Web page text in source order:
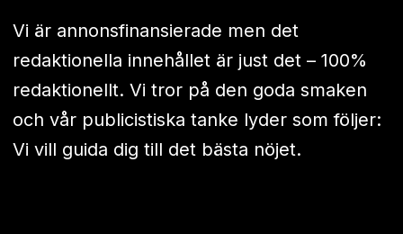
Vi är annonsfinansierade men det
redaktionella innehållet är just det – 100%
redaktionellt. Vi tror på den goda smaken
och vår publicistiska tanke lyder som följer:
Vi vill guida dig till det bästa nöjet.